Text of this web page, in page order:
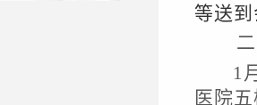
等送到
1
医院